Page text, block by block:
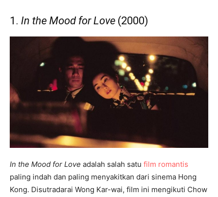
1. In the Mood for Love (2000)
In the Mood for Love adalah salah satu film romantis
paling indah dan paling menyakitkan dari sinema Hong
Kong. Disutradarai Wong Kar-wai, film ini mengikuti Chow